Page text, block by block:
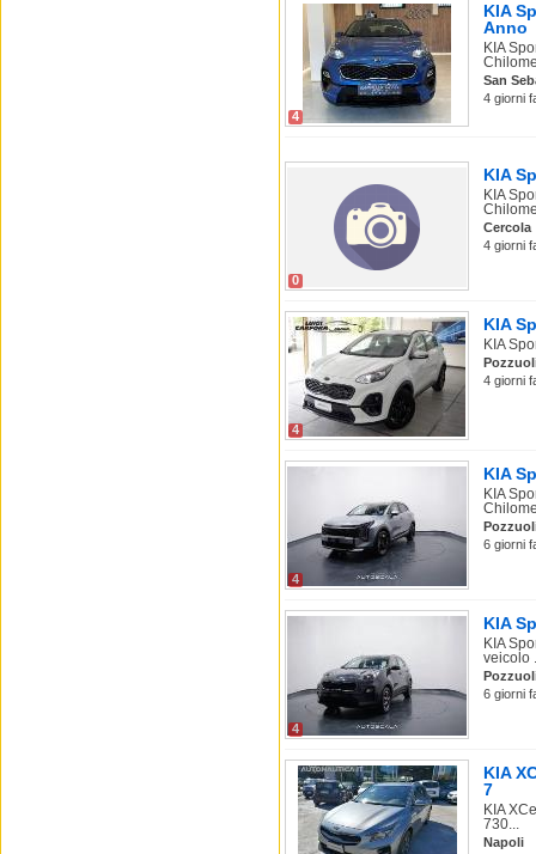
4
KIA
Anno
KIA
San
4 giorni
0
KIA
KIA
Cercola
4 giorni
4
KIA
KIA
4 giorni
4
KIA
KIA
6 giorni
4
KIA
KIA
veicolo
6 giorni
KIA
7
KIA
730...
Napoli